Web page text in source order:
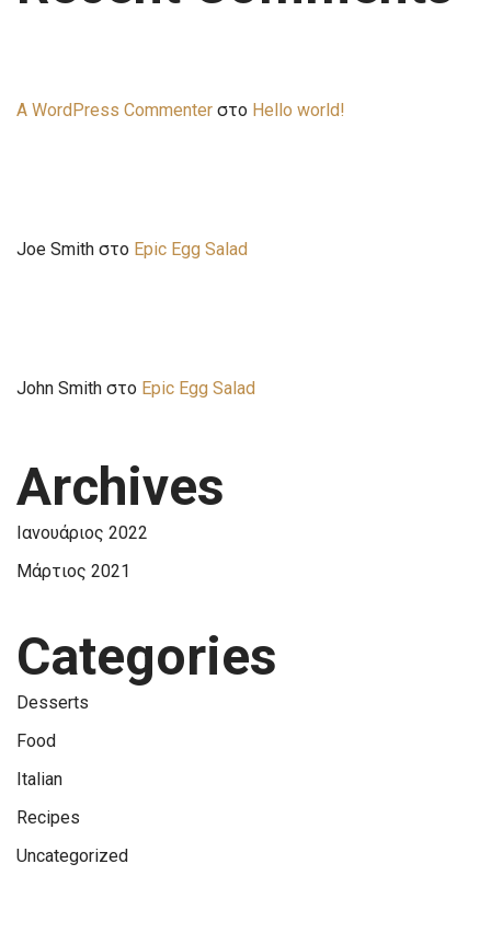
A WordPress Commenter στο Hello world!
Joe Smith στο Epic Egg Salad
John Smith στο Epic Egg Salad
Archives
Ιανουάριος 2022
Μάρτιος 2021
Categories
Desserts
Food
Italian
Recipes
Uncategorized